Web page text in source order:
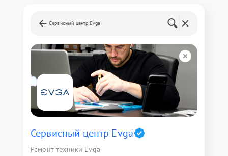
Сервисный центр Evga
Сервисный центр Evga
Ремонт техники Evga